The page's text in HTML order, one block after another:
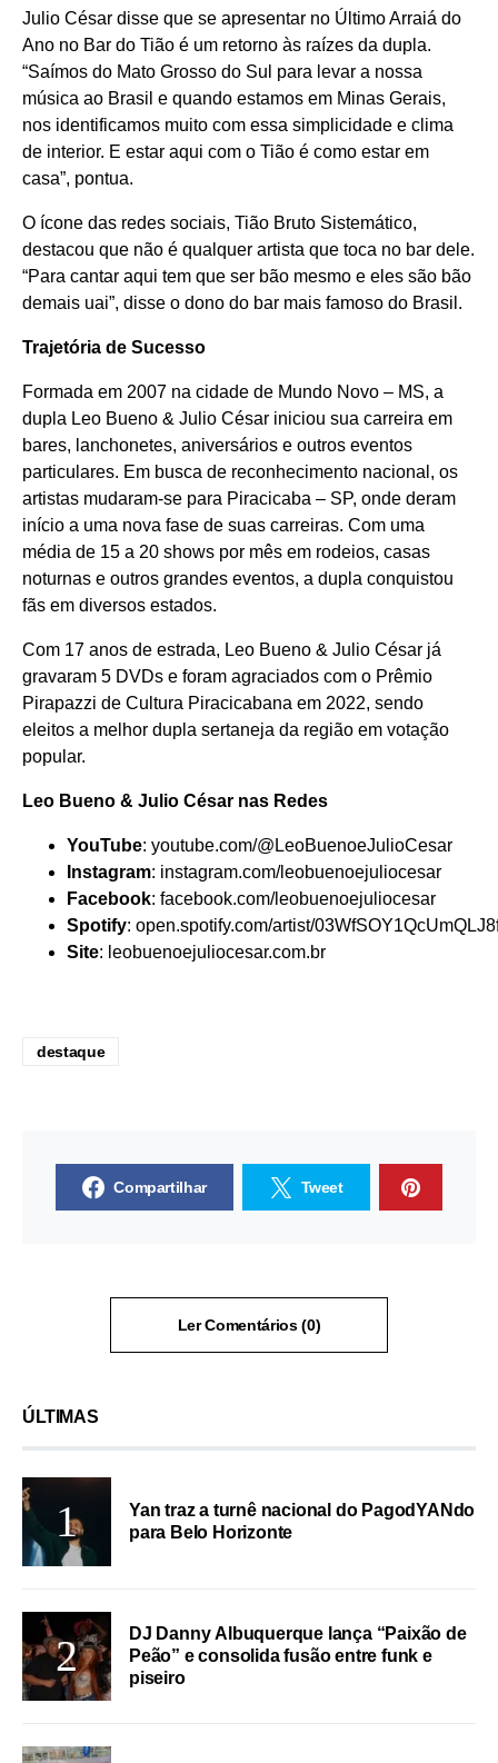
Julio César disse que se apresentar no Último Arraiá do
Ano no Bar do Tião é um retorno às raízes da dupla.
“Saímos do Mato Grosso do Sul para levar a nossa
música ao Brasil e quando estamos em Minas Gerais,
nos identificamos muito com essa simplicidade e clima
de interior. E estar aqui com o Tião é como estar em
casa”, pontua.
O ícone das redes sociais, Tião Bruto Sistemático,
destacou que não é qualquer artista que toca no bar dele.
“Para cantar aqui tem que ser bão mesmo e eles são bão
demais uai”, disse o dono do bar mais famoso do Brasil.
Trajetória de Sucesso
Formada em 2007 na cidade de Mundo Novo – MS, a
dupla Leo Bueno & Julio César iniciou sua carreira em
bares, lanchonetes, aniversários e outros eventos
particulares. Em busca de reconhecimento nacional, os
artistas mudaram-se para Piracicaba – SP, onde deram
início a uma nova fase de suas carreiras. Com uma
média de 15 a 20 shows por mês em rodeios, casas
noturnas e outros grandes eventos, a dupla conquistou
fãs em diversos estados.
Com 17 anos de estrada, Leo Bueno & Julio César já
gravaram 5 DVDs e foram agraciados com o Prêmio
Pirapazzi de Cultura Piracicabana em 2022, sendo
eleitos a melhor dupla sertaneja da região em votação
popular.
Leo Bueno & Julio César nas Redes
YouTube: youtube.com/@LeoBuenoeJulioCesar
Instagram: instagram.com/leobuenoejuliocesar
Facebook: facebook.com/leobuenoejuliocesar
Spotify: open.spotify.com/artist/
Site: leobuenoejuliocesar.com.br
destaque
Compartilhar Tweet
Ler Comentários (0)
ÚLTIMAS
Yan traz a turnê nacional do PagodYANdo
para Belo Horizonte
DJ Danny Albuquerque lança “Paixão de
Peão” e consolida fusão entre funk e
piseiro